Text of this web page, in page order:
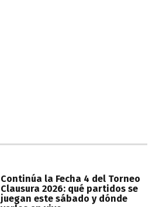
Continúa la Fecha 4 del Torneo
Clausura 2026: qué partidos se
juegan este sábado y dónde